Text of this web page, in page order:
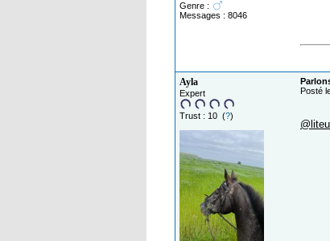
Genre :
Messages : 8046
Ayla
Expert
Trust : 10 (?)
Posté